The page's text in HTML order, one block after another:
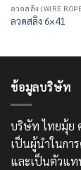
ลวดสลิง (WIRE
ลวดสลิง 6×41
ข้อมูลบริษัท
บริษัท ไทยมุ้ย
เป็นผู้นำในกา
และเป็นตัวแท